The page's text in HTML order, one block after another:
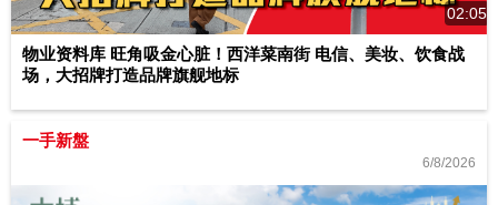
02:05
物业资料库 旺角吸金心脏！西洋菜南街 电信、美妆、饮食战
场，大招牌打造品牌旗舰地标
一手新盤
6/8/2026